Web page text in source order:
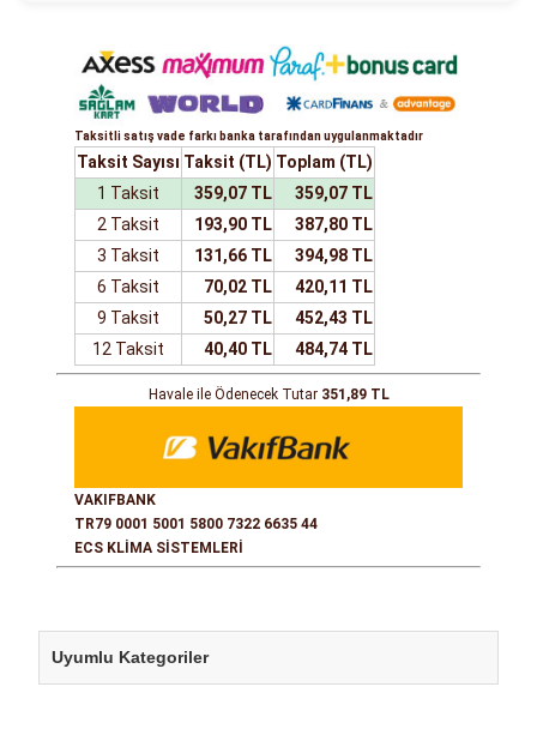
Taksitli satış vade farkı banka tarafından uygulanmaktadır
Taksit Sayısı Taksit (TL) Toplam (TL)
1 Taksit
359,07 TL
359,07 TL
2 Taksit
193,90 TL
387,80 TL
3 Taksit
131,66 TL
394,98 TL
6 Taksit
70,02 TL
420,11 TL
9 Taksit
50,27 TL
452,43 TL
12 Taksit
40,40 TL 484,74 TL
Havale ile Ödenecek Tutar 351,89 TL
VAKIFBANK
TR79 0001 5001 5800 7322 6635 44
ECS KLİMA SİSTEMLERİ
Uyumlu Kategoriler